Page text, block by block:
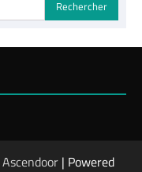
Ascendoor | Powered